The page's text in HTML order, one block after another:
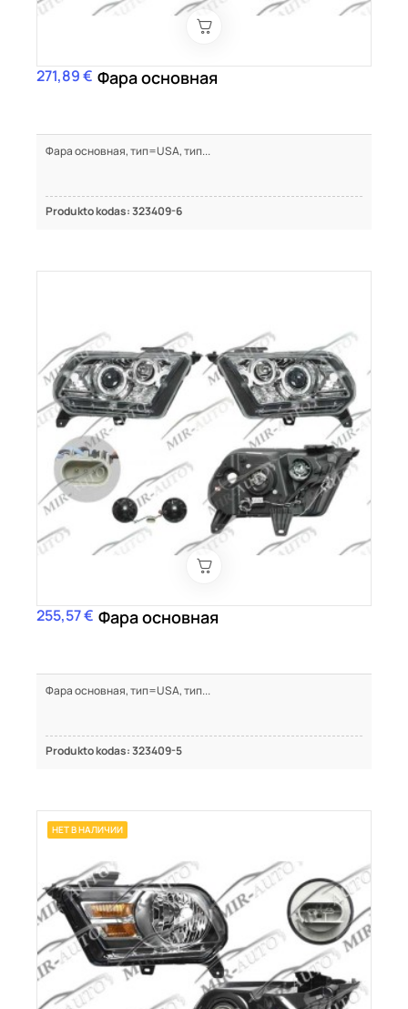
Цена
271,89 € Фара основная
Фара основная, тип=USA, тип...
Produkto kodas: 323409-6
Цена
255,57 € Фара основная
Фара основная, тип=USA, тип...
Produkto kodas: 323409-5
НЕТ В НАЛИЧИИ